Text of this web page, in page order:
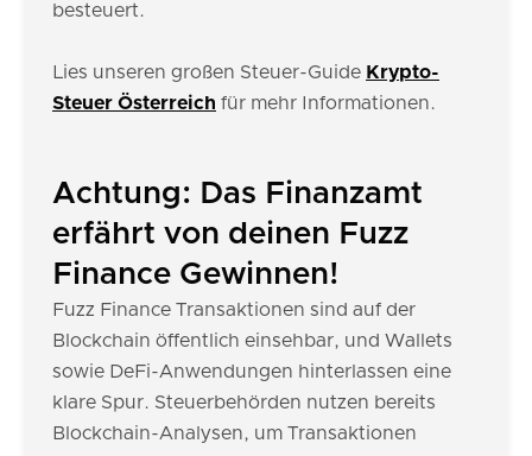
besteuert.
Lies unseren großen Steuer-Guide Krypto-
Steuer Österreich für mehr Informationen.
Achtung: Das Finanzamt
erfährt von deinen Fuzz
Finance Gewinnen!
Fuzz Finance Transaktionen sind auf der
Blockchain öffentlich einsehbar, und Wallets
sowie DeFi-Anwendungen hinterlassen eine
klare Spur. Steuerbehörden nutzen bereits
Blockchain-Analysen, um Transaktionen